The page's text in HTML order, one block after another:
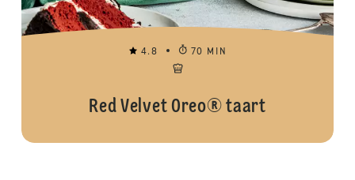
4.8 70 MIN
Red Velvet Oreo® taart